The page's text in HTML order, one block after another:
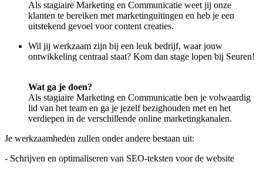
Als stagiaire Marketing en Communicatie weet jij onze
klanten te bereiken met marketinguitingen en heb je een
uitstekend gevoel voor content creaties.
Wil jij werkzaam zijn bij een leuk bedrijf, waar jouw
ontwikkeling centraal staat? Kom dan stage lopen bij Seuren!
Wat ga je doen?
Als stagiaire Marketing en Communicatie ben je volwaardig
lid van het team en ga je jezelf bezighouden met en het
verdiepen in de verschillende online marketingkanalen.
Je werkzaamheden zullen onder andere bestaan uit:
- Schrijven en optimaliseren van SEO-teksten voor de website